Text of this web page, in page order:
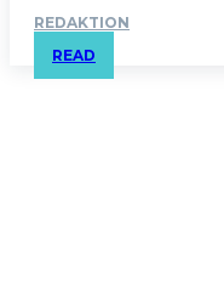
REDAKTION
READ